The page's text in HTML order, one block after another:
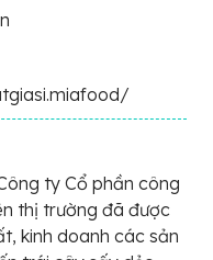
ty Cổ phần công
thị trường đã được
kinh doanh các sản